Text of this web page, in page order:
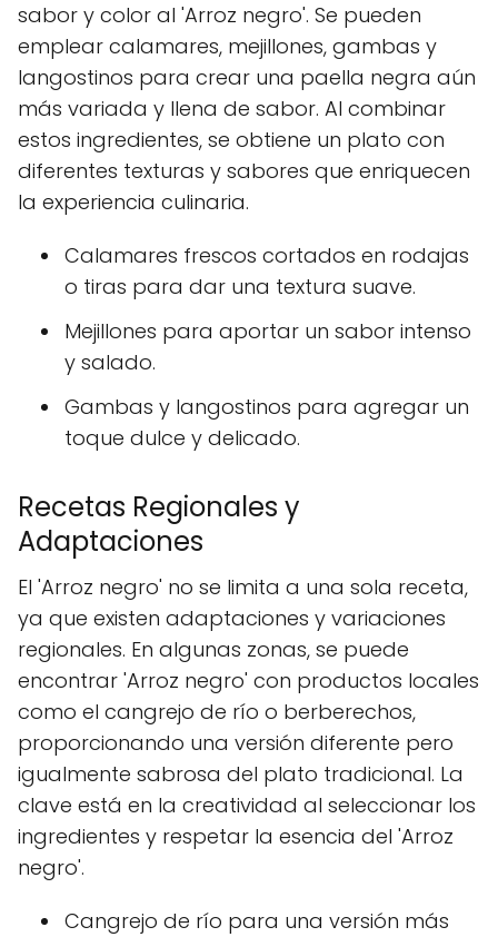
sabor y color al 'Arroz negro'. Se pueden
emplear calamares, mejillones, gambas y
langostinos para crear una paella negra aún
más variada y llena de sabor. Al combinar
estos ingredientes, se obtiene un plato con
diferentes texturas y sabores que enriquecen
la experiencia culinaria.
Calamares frescos cortados en rodajas
o tiras para dar una textura suave.
Mejillones para aportar un sabor intenso
y salado.
Gambas y langostinos para agregar un
toque dulce y delicado.
Recetas Regionales y
Adaptaciones
El 'Arroz negro' no se limita a una sola receta,
ya que existen adaptaciones y variaciones
regionales. En algunas zonas, se puede
encontrar 'Arroz negro' con productos locales
como el cangrejo de río o berberechos,
proporcionando una versión diferente pero
igualmente sabrosa del plato tradicional. La
clave está en la creatividad al seleccionar los
ingredientes y respetar la esencia del 'Arroz
negro'.
Cangrejo de río para una versión más